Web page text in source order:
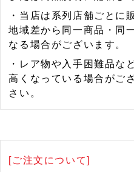
・当店は系列店舗ごとに
地域差から同一商品・同
なる場合がございます。
・レア物や入手困難品な
高くなっている場合がご
さい。
[ご注文について]